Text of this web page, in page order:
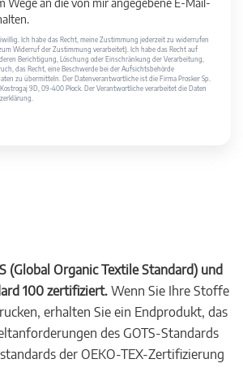
Wege an die von mir angegebene E-Mail-
Ich habe das Recht, meine Zustimmung jederzeit zu widerrufen
Widerruf der Zustimmung verarbeitet). Ich habe das Recht auf
Berichtigung, Löschung oder Einschränkung der Verarbeitung,
das Recht, eine Beschwerde bei der Aufsichtsbehörde
zu übermitteln. Der Datenverantwortliche ist die Firma Prosker Sp.
9D, 09-400 Płock. Der Verantwortliche verarbeitet die Daten
(Global Organic Textile Standard) und
100 zertifiziert. Wenn Sie Ihre Stoffe
erhalten Sie ein Endprodukt, das
des GOTS-Standards
der OEKO-TEX-Zertifizierung